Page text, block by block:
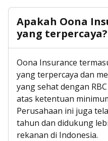
Apakah Oona
yang terpercaya?
Oona Insurance
yang terpercaya dan
yang sehat dengan
atas ketentuan
Perusahaan ini juga
tahun dan didukung
rekanan di Indonesia.